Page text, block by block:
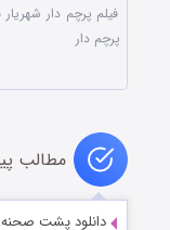
فیلم پرچم دار شهریار
پرچم دار
مطالب
دانلود پشت